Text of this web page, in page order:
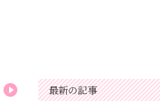
最新の記事